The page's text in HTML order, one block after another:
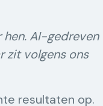
hen. AI-gedreven
zit volgens ons
resultaten op.